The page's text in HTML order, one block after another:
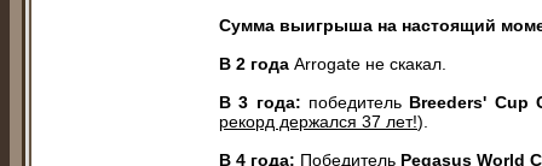
Сумма выигрыша на настоящий
В 2 года Arrogate не скакал.
В 3 года: победитель Breeders' Cup
рекорд держался 37 лет!).
В 4 года: Победитель Pegasus World